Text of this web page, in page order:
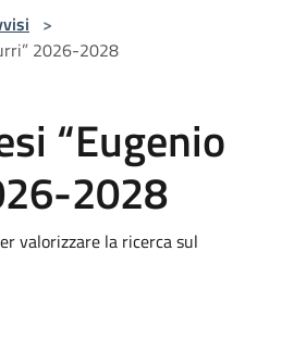
>
2026-2028
“Eugenio
2028
valorizzare la ricerca sul